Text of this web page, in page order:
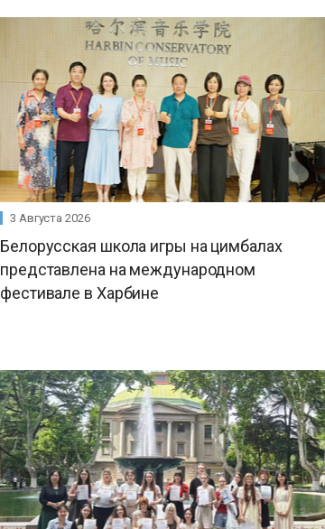
3 Августа 2026
Белорусская школа игры на цимбалах
представлена на международном
фестивале в Харбине